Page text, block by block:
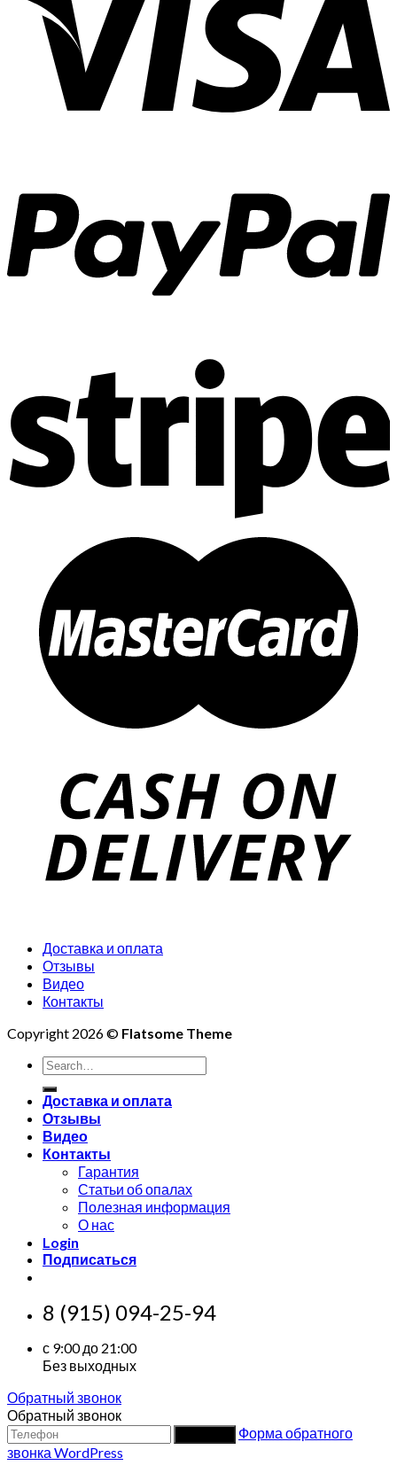
Доставка и оплата
Отзывы
Видео
Контакты
Copyright 2026 © Flatsome Theme
Search
for:
Доставка и оплата
Отзывы
Видео
Контакты
Гарантия
Статьи об опалах
Полезная информация
О нас
Login
Подписаться
8 (915) 094-25-94
с 9:00 до 21:00
Без выходных
Обратный звонок
Обратный звонок
Форма обратного
звонка WordPress